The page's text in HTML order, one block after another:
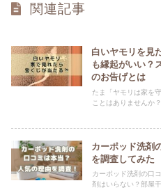
関連記事
白いヤモリを見
も縁起がいい？
のお告げとは
たま「ヤモリは家を
ことはありませんか
カーポッド洗剤
を調査してみた
カーポッド洗剤の口
剤はいらない？部屋